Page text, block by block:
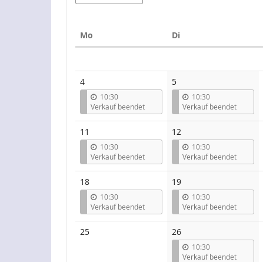
Mo DiDienstag
4
10:30
Verkauf beendet
5
10:30
Verkauf beendet
11
10:30
Verkauf beendet
12
10:30
Verkauf beendet
18
10:30
Verkauf beendet
19
10:30
Verkauf beendet
25Keine
26
10:30
Verkauf beendet